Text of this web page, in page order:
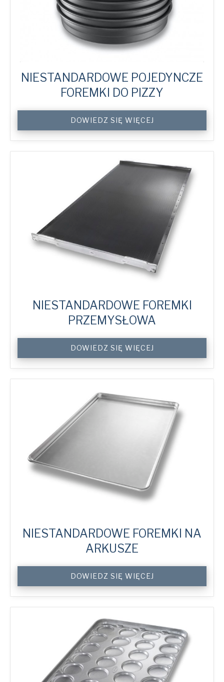
NIESTANDARDOWE POJEDYNCZE
FOREMKI DO PIZZY
Pizza
Trays
quantity
DOWIEDZ SIĘ WIĘCEJ
NIESTANDARDOWE FOREMKI
PRZEMYSŁOWA
System
Trays
quantity
DOWIEDZ SIĘ WIĘCEJ
NIESTANDARDOWE FOREMKI NA
ARKUSZE
Trays
quantity
DOWIEDZ SIĘ WIĘCEJ